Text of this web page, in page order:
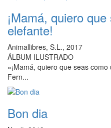
¡Mamá, quiero
elefante!
Animallibres, S.L., 2017
ÁLBUM ILUSTRADO
«¡Mamá, quiero que seas
Fern...
Bon dia